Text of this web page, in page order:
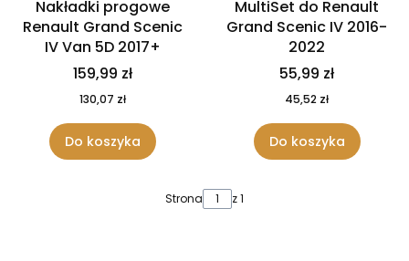
Nakładki progowe
Renault Grand Scenic
IV Van 5D 2017+
159,99 zł
130,07 zł
Do koszyka
MultiSet do Renault
Grand Scenic IV 2016-
2022
55,99 zł
45,52 zł
Do koszyka
Strona z 1